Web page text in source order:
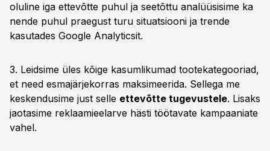
oluline iga ettevõtte puhul ja seetõttu analüüsisime ka
nende puhul praegust turu situatsiooni ja trende
kasutades Google Analyticsit.
3. Leidsime üles kõige kasumlikumad tootekategooriad,
et need esmajärjekorras maksimeerida. Sellega me
keskendusime just selle ettevõtte tugevustele. Lisaks
jaotasime reklaamieelarve hästi töötavate kampaaniate
vahel.